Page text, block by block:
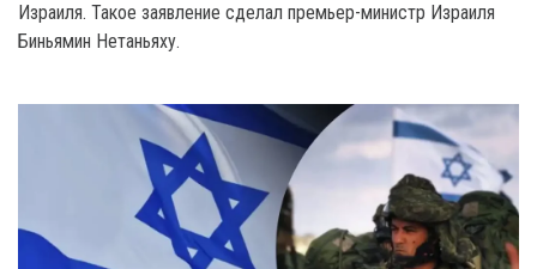
Израиля. Такое заявление сделал премьер-министр Израиля
Биньямин Нетаньяху.